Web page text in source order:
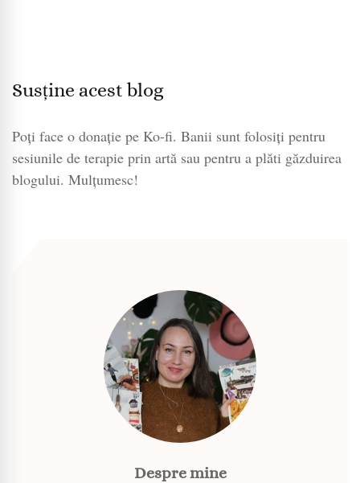
Susține acest blog
Poți face o donație pe Ko-fi. Banii sunt folosiți pentru
sesiunile de terapie prin artă sau pentru a plăti găzduirea
blogului. Mulțumesc!
Despre mine